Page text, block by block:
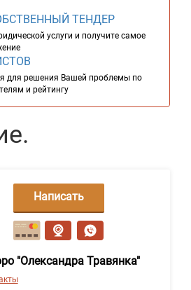
ТЕНДЕР
услуги и получите самое
для решения Вашей проблемы по
и рейтингу
"Олександра Травянка"
Написать
сообщение